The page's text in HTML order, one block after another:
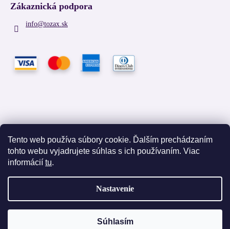
Tento web používa súbory cookie. Ďalším prechádzaním
tohto webu vyjadrujete súhlas s ich používaním. Viac
informácií tu.
Nastavenie
Súhlasím
Zákaznická podpora
info@tozax.sk
Facebook
TOZAX . Všetky práva vyhradené.